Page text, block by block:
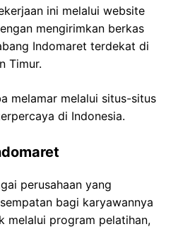
ini melalui website
mengirimkan berkas
Indomaret terdekat di
Timur.
melamar melalui situs-situs
di Indonesia.
perusahaan yang
bagi karyawannya
melalui program pelatihan,